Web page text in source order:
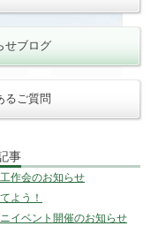
せブログ
るご質問
事
作会のお知らせ
よう！
イベント開催のお知らせ